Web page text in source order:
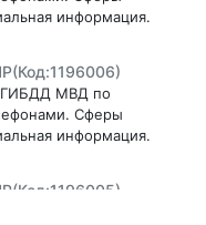
информация.
МВД по
Сферы
информация.